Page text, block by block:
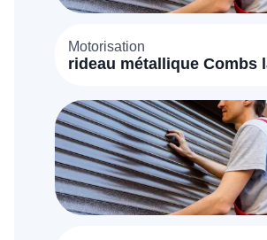
Motorisation
rideau métallique Combs